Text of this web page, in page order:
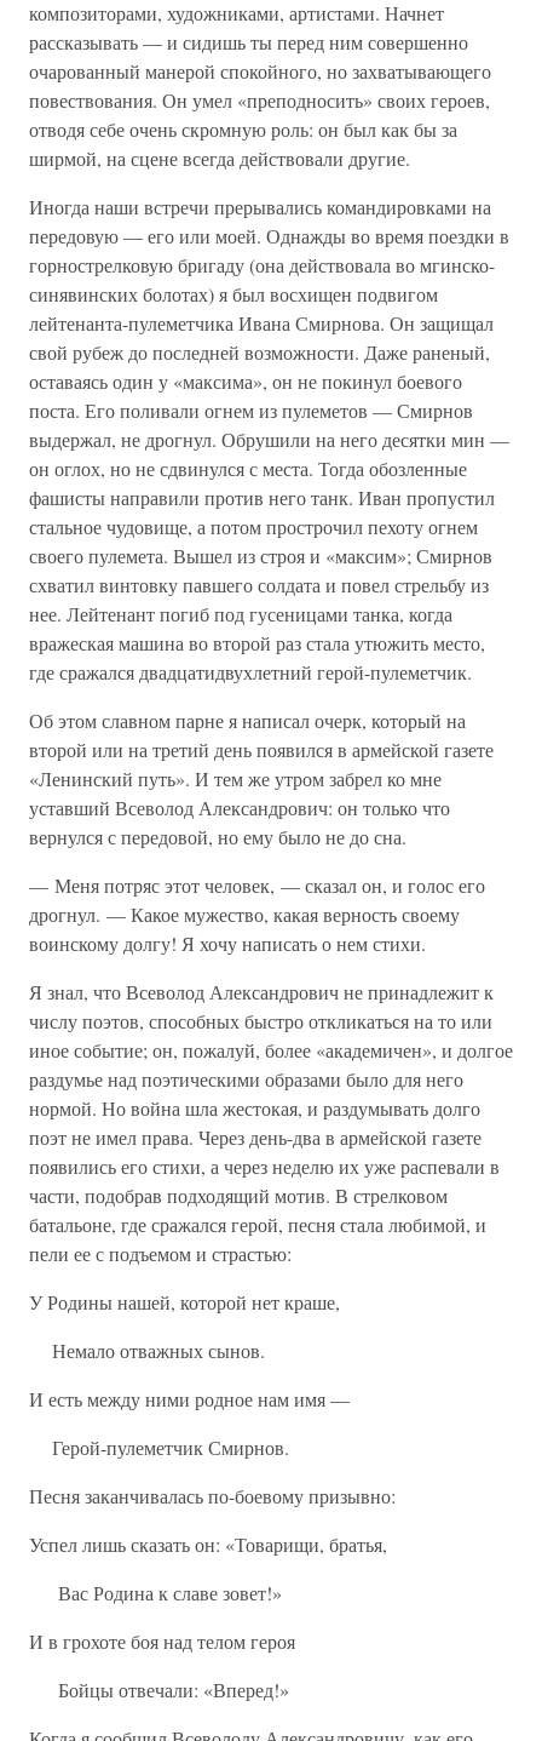
композиторами, художниками, артистами. Начнет
рассказывать — и сидишь ты перед ним совершенно
очарованный манерой спокойного, но захватывающего
повествования. Он умел «преподносить» своих героев,
отводя себе очень скромную роль: он был как бы за
ширмой, на сцене всегда действовали другие.
Иногда наши встречи прерывались командировками на
передовую — его или моей. Однажды во время поездки в
горнострелковую бригаду (она действовала во мгинско-
синявинских болотах) я был восхищен подвигом
лейтенанта-пулеметчика Ивана Смирнова. Он защищал
свой рубеж до последней возможности. Даже раненый,
оставаясь один у «максима», он не покинул боевого
поста. Его поливали огнем из пулеметов — Смирнов
выдержал, не дрогнул. Обрушили на него десятки мин —
он оглох, но не сдвинулся с места. Тогда обозленные
фашисты направили против него танк. Иван пропустил
стальное чудовище, а потом прострочил пехоту огнем
своего пулемета. Вышел из строя и «максим»; Смирнов
схватил винтовку павшего солдата и повел стрельбу из
нее. Лейтенант погиб под гусеницами танка, когда
вражеская машина во второй раз стала утюжить место,
где сражался двадцатидвухлетний герой-пулеметчик.
Об этом славном парне я написал очерк, который на
второй или на третий день появился в армейской газете
«Ленинский путь». И тем же утром забрел ко мне
уставший Всеволод Александрович: он только что
вернулся с передовой, но ему было не до сна.
— Меня потряс этот человек, — сказал он, и голос его
дрогнул. — Какое мужество, какая верность своему
воинскому долгу! Я хочу написать о нем стихи.
Я знал, что Всеволод Александрович не принадлежит к
числу поэтов, способных быстро откликаться на то или
иное событие; он, пожалуй, более «академичен», и долгое
раздумье над поэтическими образами было для него
нормой. Но война шла жестокая, и раздумывать долго
поэт не имел права. Через день-два в армейской газете
появились его стихи, а через неделю их уже распевали в
части, подобрав подходящий мотив. В стрелковом
батальоне, где сражался герой, песня стала любимой, и
пели ее с подъемом и страстью:
У Родины нашей, которой нет краше,
Немало отважных сынов.
И есть между ними родное нам имя —
Герой-пулеметчик Смирнов.
Песня заканчивалась по-боевому призывно:
Успел лишь сказать он: «Товарищи, братья,
Вас Родина к славе зовет!»
И в грохоте боя над телом героя
Бойцы отвечали: «Вперед!»